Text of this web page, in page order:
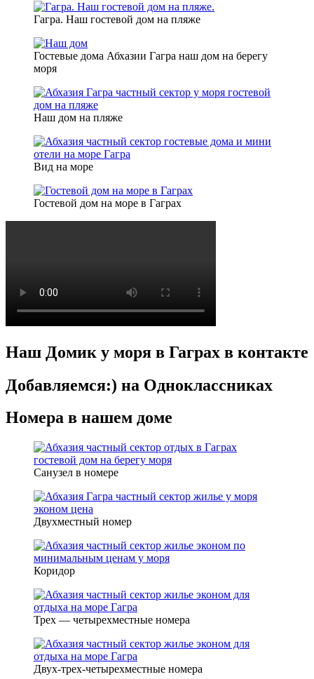
Гагра. Наш гостевой дом на пляже
Гостевые дома Абхазии Гагра наш дом на берегу
моря
Наш дом на пляже
Вид на море
Гостевой дом на море в Гаграх
Наш Домик у моря в Гаграх в контакте
Добавляемся:) на Одноклассниках
Номера в нашем доме
Санузел в номере
Двухместный номер
Коридор
Трех — четырехместные номера
Двух-трех-четырехместные номера